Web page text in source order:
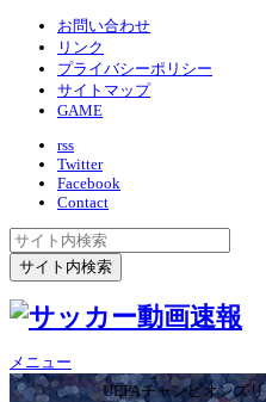
お問い合わせ
リンク
プライバシーポリシー
サイトマップ
GAME
rss
Twitter
Facebook
Contact
メニュー
UEFAチャンピオンズリ